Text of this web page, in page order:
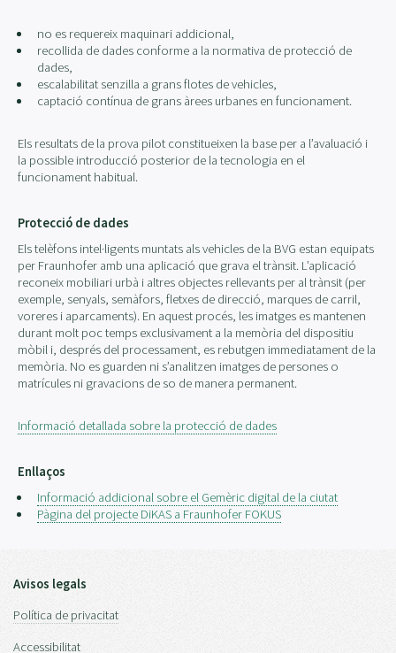
no es requereix maquinari addicional,
recollida de dades conforme a la normativa de protecció de
dades,
escalabilitat senzilla a grans flotes de vehicles,
captació contínua de grans àrees urbanes en funcionament.
Els resultats de la prova pilot constitueixen la base per a l’avaluació i
la possible introducció posterior de la tecnologia en el
funcionament habitual.
Protecció de dades
Els telèfons intel·ligents muntats als vehicles de la BVG estan equipats
per Fraunhofer amb una aplicació que grava el trànsit. L’aplicació
reconeix mobiliari urbà i altres objectes rellevants per al trànsit (per
exemple, senyals, semàfors, fletxes de direcció, marques de carril,
voreres i aparcaments). En aquest procés, les imatges es mantenen
durant molt poc temps exclusivament a la memòria del dispositiu
mòbil i, després del processament, es rebutgen immediatament de la
memòria. No es guarden ni s’analitzen imatges de persones o
matrícules ni gravacions de so de manera permanent.
Informació detallada sobre la protecció de dades
Enllaços
Informació addicional sobre el Gemèric digital de la ciutat
Pàgina del projecte DiKAS a Fraunhofer FOKUS
Avisos legals
Política de privacitat
Accessibilitat